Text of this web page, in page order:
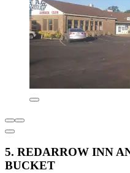
5. REDARROW INN
BUCKET